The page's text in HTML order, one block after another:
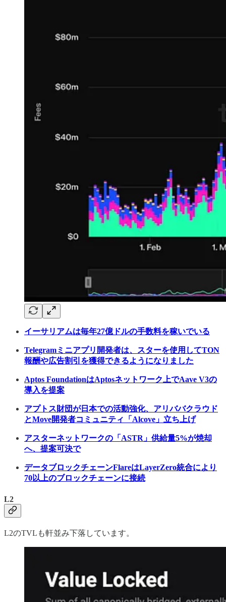
イーサリアムは毎年27億ドルの手数料を稼いでいる
Telegramミニアプリ開発者は、スターを使用してTON
報酬や広告割引を獲得できるようになりました
Aptos FoundationはAptosネットワーク上でAave V3の
導入を提案
アプトス財団が日本での活動強化、アリババクラウド
とMove開発者コミュニティ「Alcove」立ち上げ
アスターネットワークの「ASTR」供給量5%が焼却
へ、提案可決で
データブロックチェーンFlareはLayerZero統合により
70以上のブロックチェーンに接続
L2
L2のTVLも軒並み下落しています。